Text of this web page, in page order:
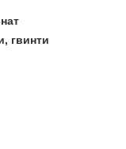
гвинти